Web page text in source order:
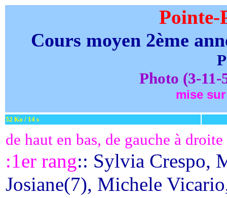
Pointe-
Cours moyen 2ème
Photo (3-11-
mise
52 Ko / 14 s
de haut en bas, de gauche à droite
:1er rang:: Sylvia Crespo,
Josiane(7), Michele